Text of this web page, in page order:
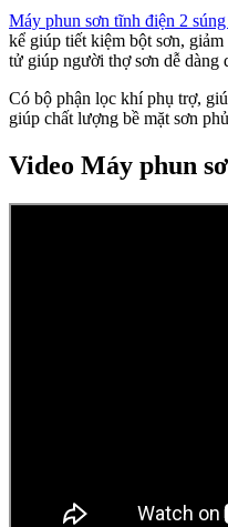
Máy phun sơn tĩnh điện 2
kể giúp tiết kiệm bột sơn,
tử giúp người thợ sơn dễ dàng
Có bộ phận lọc khí phụ trợ,
giúp chất lượng bề mặt sơn
Video Máy phun